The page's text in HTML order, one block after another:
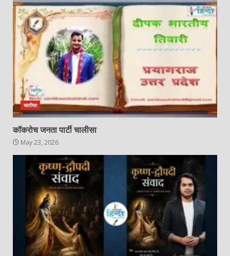
चालीसा
कॉकरोच जनता पार्टी चालीसा
May 23, 2026